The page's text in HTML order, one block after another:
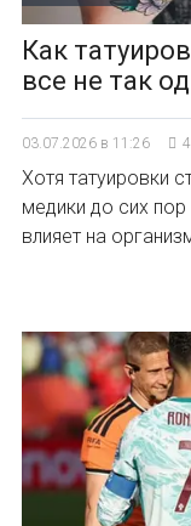
Как
все не так
03.07.2026 в 11:26
Хотя татуировки
медики до сих
влияет на